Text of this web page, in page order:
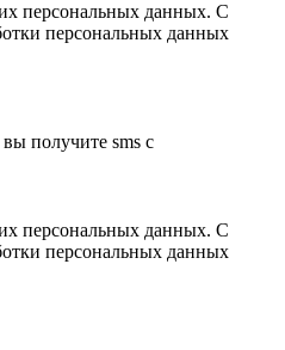
персональных данных. С
персональных данных
получите sms с
персональных данных. С
персональных данных